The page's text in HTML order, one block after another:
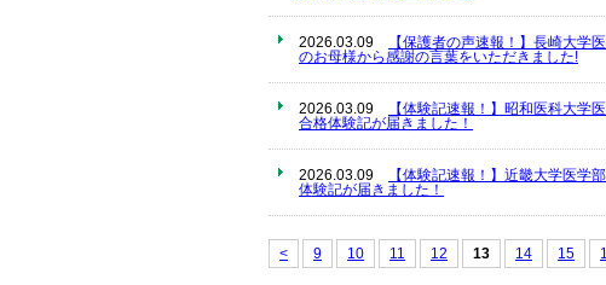
2026.03.09
【保護者の声速報！】長崎大学
のお母様から感謝の言葉をいただきました!
2026.03.09
【体験記速報！】昭和医科大学
合格体験記が届きました！
2026.03.09
【体験記速報！】近畿大学医学
体験記が届きました！
< 9 10 11 12 13 14 15